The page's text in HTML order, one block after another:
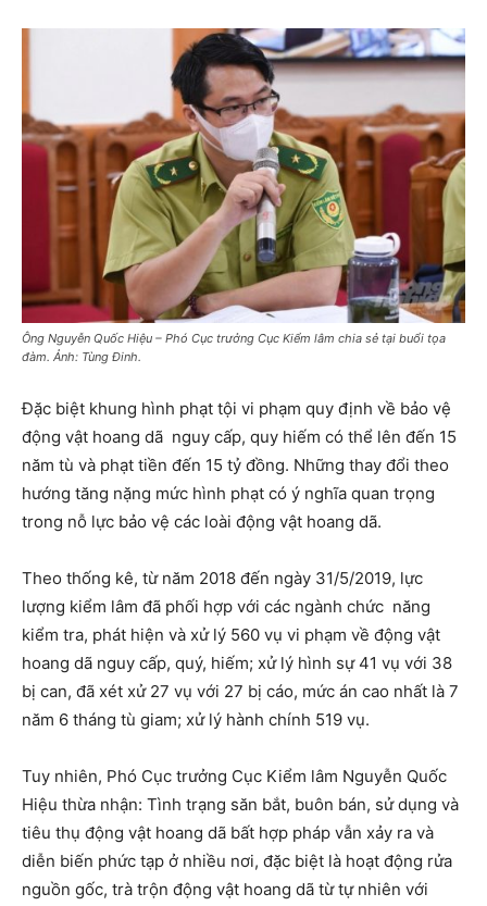
Ông Nguyễn Quốc Hiệu – Phó Cục trưởng Cục Kiểm lâm chia sẻ tại buổi tọa
đàm. Ảnh: Tùng Đinh.
Đặc biệt khung hình phạt tội vi phạm quy định về bảo vệ
động vật hoang dã nguy cấp, quy hiếm có thể lên đến 15
năm tù và phạt tiền đến 15 tỷ đồng. Những thay đổi theo
hướng tăng nặng mức hình phạt có ý nghĩa quan trọng
trong nỗ lực bảo vệ các loài động vật hoang dã.
Theo thống kê, từ năm 2018 đến ngày 31/5/2019, lực
lượng kiểm lâm đã phối hợp với các ngành chức năng
kiểm tra, phát hiện và xử lý 560 vụ vi phạm về động vật
hoang dã nguy cấp, quý, hiếm; xử lý hình sự 41 vụ với 38
bị can, đã xét xử 27 vụ với 27 bị cáo, mức án cao nhất là 7
năm 6 tháng tù giam; xử lý hành chính 519 vụ.
Tuy nhiên, Phó Cục trưởng Cục Kiểm lâm Nguyễn Quốc
Hiệu thừa nhận: Tình trạng săn bắt, buôn bán, sử dụng và
tiêu thụ động vật hoang dã bất hợp pháp vẫn xảy ra và
diễn biến phức tạp ở nhiều nơi, đặc biệt là hoạt động rửa
nguồn gốc, trà trộn động vật hoang dã từ tự nhiên với